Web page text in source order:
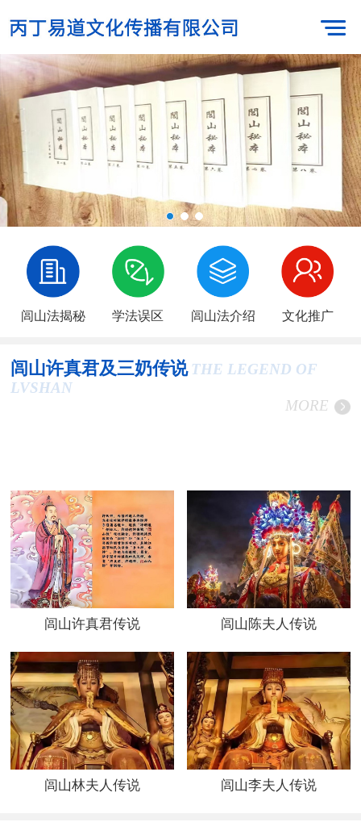
闾山法揭秘 学法误区 闾山法介绍 文化推广
闾山许真君及三奶传说 THE LEGEND OF
LVSHAN
MORE
闾山许真君传说 闾山陈夫人传说
闾山林夫人传说 闾山李夫人传说